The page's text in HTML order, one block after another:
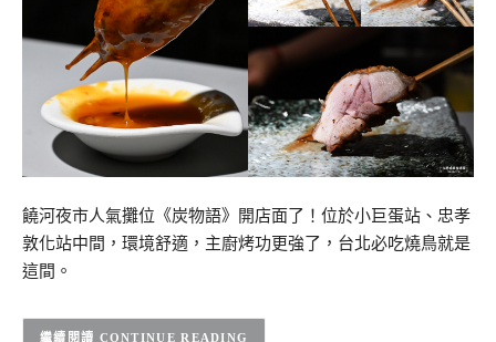
饒河夜市人氣攤位《炭物語》開店面了！位於小巨蛋站、忠孝
敦化站中間，環境舒適，主廚烤功更強了，台北必吃燒鳥就是
這間。
CONTINUE READING